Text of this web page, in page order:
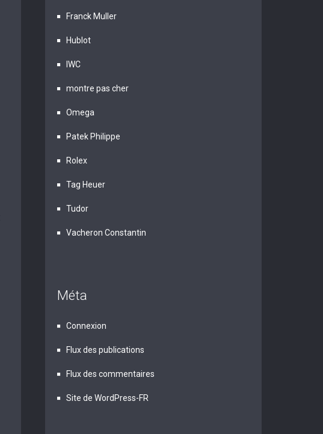
Franck Muller
Hublot
IWC
montre pas cher
Omega
Patek Philippe
Rolex
Tag Heuer
Tudor
Vacheron Constantin
Méta
Connexion
Flux des publications
Flux des commentaires
Site de WordPress-FR